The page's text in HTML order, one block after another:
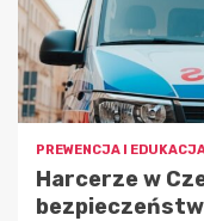
PREWENCJA I
Harcerze w